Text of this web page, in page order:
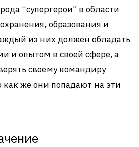
“супергерои” в области
образования и
из них должен обладать
и опытом в своей сфере, а
своему командиру
же они попадают на эти